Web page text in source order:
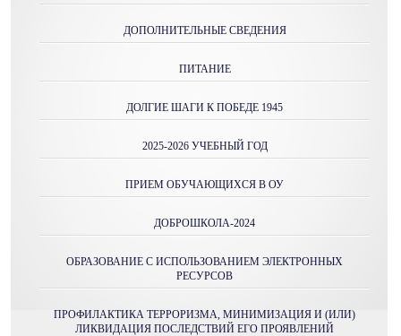
ДОПОЛНИТЕЛЬНЫЕ СВЕДЕНИЯ
ПИТАНИЕ
ДОЛГИЕ ШАГИ К ПОБЕДЕ 1945
2025-2026 УЧЕБНЫЙ ГОД
ПРИЕМ ОБУЧАЮЩИХСЯ В ОУ
ДОБРОШКОЛА-2024
ОБРАЗОВАНИЕ С ИСПОЛЬЗОВАНИЕМ ЭЛЕКТРОННЫХ
РЕСУРСОВ
ПРОФИЛАКТИКА ТЕРРОРИЗМА, МИНИМИЗАЦИЯ И (ИЛИ)
ЛИКВИДАЦИЯ ПОСЛЕДСТВИЙ ЕГО ПРОЯВЛЕНИЙ